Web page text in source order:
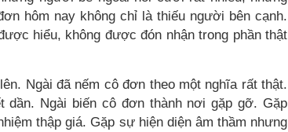
hôm nay không chỉ là thiếu người bên cạnh.
hiểu, không được đón nhận trong phần thật
Ngài đã nếm cô đơn theo một nghĩa rất thật.
dần. Ngài biến cô đơn thành nơi gặp gỡ. Gặp
thập giá. Gặp sự hiện diện âm thầm nhưng